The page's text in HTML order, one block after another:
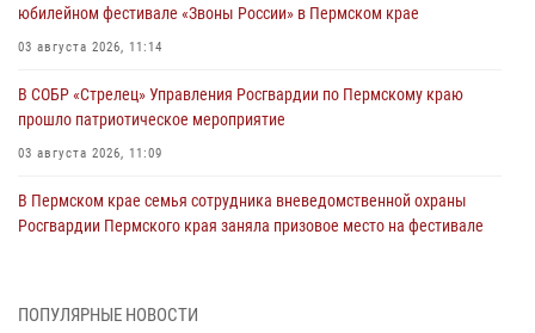
юбилейном фестивале «Звоны России» в Пермском крае
03 августа 2026, 11:14
В СОБР «Стрелец» Управления Росгвардии по Пермскому краю
прошло патриотическое мероприятие
03 августа 2026, 11:09
В Пермском крае семья сотрудника вневедомственной охраны
Росгвардии Пермского края заняла призовое место на фестивале
ПОПУЛЯРНЫЕ НОВОСТИ